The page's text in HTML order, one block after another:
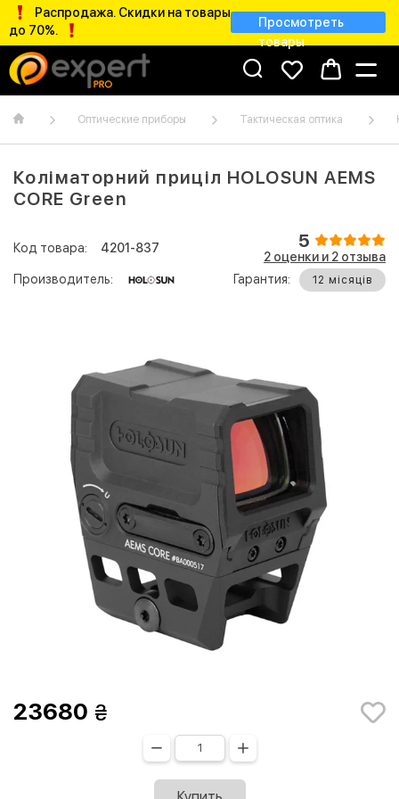
Распродажа. Скидки на товары
до 70%.
Просмотреть
товары
Оптические приборы Тактическая оптика
Коліматорний приціл HOLOSUN AEMS
CORE Green
Код товара: 4201-837 5
2 оценки и 2 отзывa
Производитель:
Гарантия: 12 місяців
23680